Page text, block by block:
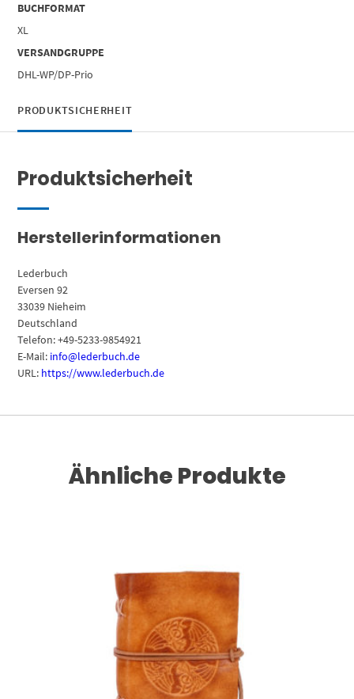
BUCHFORMAT
XL
VERSANDGRUPPE
DHL-WP/DP-Prio
PRODUKTSICHERHEIT
Produktsicherheit
Herstellerinformationen
Lederbuch
Eversen 92
33039 Nieheim
Deutschland
Telefon: +49-5233-9854921
E-Mail: info@lederbuch.de
URL: https://www.lederbuch.de
Ähnliche Produkte